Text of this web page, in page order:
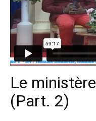
Le
(Part. 2)